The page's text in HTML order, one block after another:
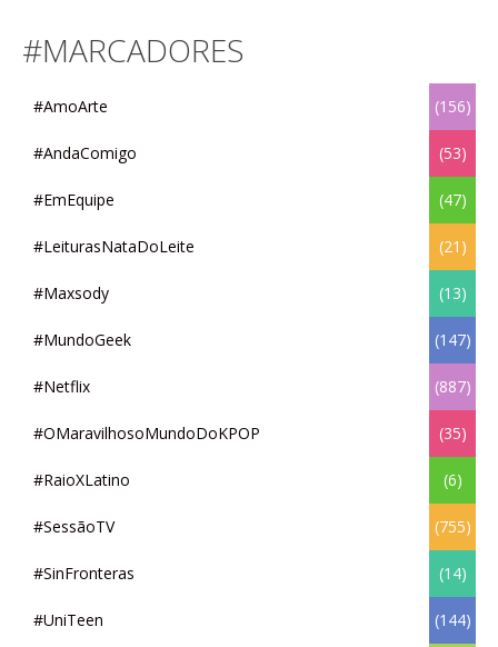
#MARCADORES
#AmoArte (156)
#AndaComigo (53)
#EmEquipe (47)
#LeiturasNataDoLeite (21)
#Maxsody (13)
#MundoGeek (147)
#Netflix (887)
#OMaravilhosoMundoDoKPOP (35)
#RaioXLatino (6)
#SessãoTV (755)
#SinFronteras (14)
#UniTeen (144)